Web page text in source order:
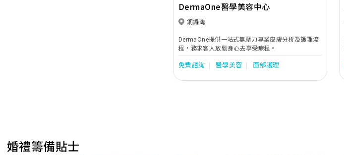
DermaOne醫學美容中心
銅鑼灣
DermaOne提供一站式無壓力專業皮膚分析及護理流
程，務求客人放鬆身心去享受療程。
免費諮詢 醫學美容 面部護理
婚禮籌備貼士